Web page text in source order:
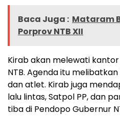
Baca Juga : Mataram
Porprov NTB XII
Kirab akan melewati
NTB. Agenda itu
dan atlet. Kirab juga
lalu lintas, Satpol PP, dan
tiba di Pendopo Gubernur